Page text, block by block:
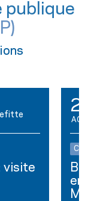
publique
visite